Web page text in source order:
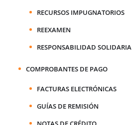
RECURSOS IMPUGNATORIOS
REEXAMEN
RESPONSABILIDAD SOLIDARIA
COMPROBANTES DE PAGO
FACTURAS ELECTRÓNICAS
GUÍAS DE REMISIÓN